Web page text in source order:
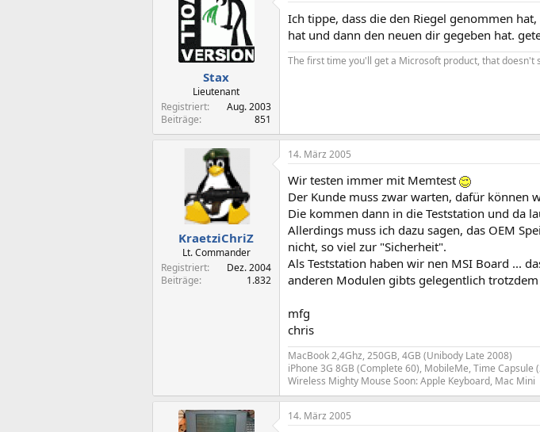
Stax
Lieutenant
Registriert
Aug. 2003
Beiträge
851
Ich tippe, dass die den Riegel genommen
hat und dann den neuen dir gegeben hat.
The first time you'll get a Microsoft product, that doesn't
KraetziChriZ
Lt. Commander
Registriert
Dez. 2004
Beiträge
1.832
14. März 2005
Wir testen immer mit Memtest
Der Kunde muss zwar warten, dafür
Die kommen dann in die Teststation und da
Allerdings muss ich dazu sagen, das OEM
nicht, so viel zur "Sicherheit".
Als Teststation haben wir nen MSI Board ...
anderen Modulen gibts gelegentlich
mfg
chris
MacBook 2,4Ghz, 250GB, 4GB (Unibody Late 2008)
iPhone 3G 8GB (Complete 60), MobileMe, Time Capsule
Wireless Mighty Mouse Soon: Apple Keyboard, Mac Mini
14. März 2005